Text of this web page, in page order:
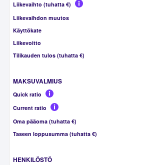
Liikevaihto (tuhatta €)
Liikevaihdon muutos
Käyttökate
Liikevoitto
Tilikauden tulos (tuhatta €)
MAKSUVALMIUS
Quick ratio
Current ratio
Oma pääoma (tuhatta €)
Taseen loppusumma (tuhatta €)
HENKILÖSTÖ